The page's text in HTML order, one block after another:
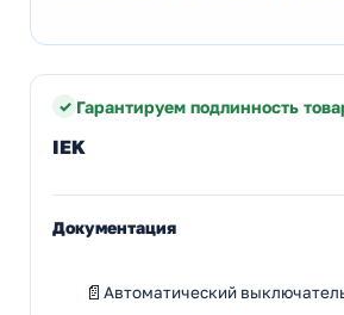
Гарантируем подлинность
IEK
Документация
Автоматический